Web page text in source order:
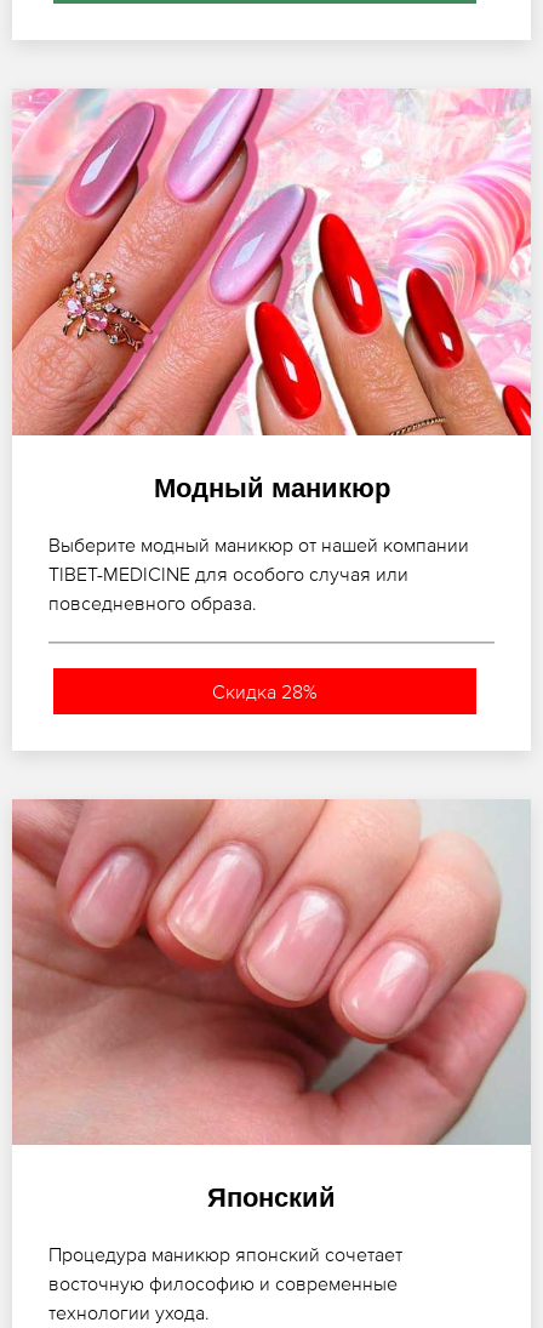
Модный маникюр
Выберите модный маникюр от нашей компании
TIBET-MEDICINE для особого случая или
повседневного образа.
Скидка 28%
Японский
Процедура маникюр японский сочетает
восточную философию и современные
технологии ухода.